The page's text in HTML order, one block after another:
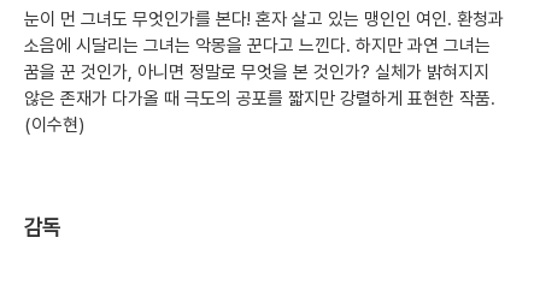
눈이 먼 그녀도 무엇인가를 본다! 혼자 살고 있는 맹인인 여인. 환청과
소음에 시달리는 그녀는 악몽을 꾼다고 느낀다. 하지만 과연 그녀는
꿈을 꾼 것인가, 아니면 정말로 무엇을 본 것인가? 실체가 밝혀지지
않은 존재가 다가올 때 극도의 공포를 짧지만 강렬하게 표현한 작품.
(이수현)
감독